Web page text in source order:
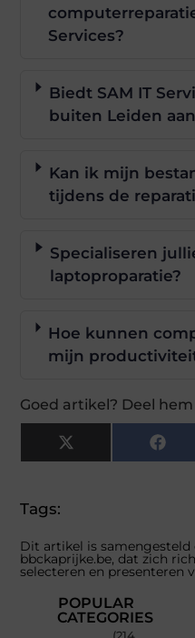
Services?
Biedt SAM IT
buiten Leiden
Kan ik mijn
tijdens de
Specialiseren
laptoproparatie?
Hoe kunnen
mijn
Goed artikel? Deel
X
(Twitter)
Tags:
Dit artikel is
bbckaprijke.be, dat zich
selecteren en presenteren
POPULAR
CATEGORIES